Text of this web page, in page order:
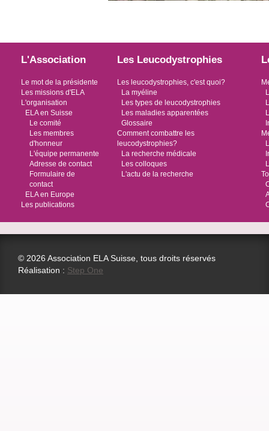
L'Association
Le mot de la présidente
Les missions d'ELA
L'organisation
ELA en Suisse
Le comité
Les membres
d'honneur
L'équipe permanente
Adresse de contact
Formulaire de
contact
ELA en Europe
Les publications
Les Leucodystrophies
Les leucodystrophies, c'est quoi?
La myéline
Les types de leucodystrophies
Les maladies apparentées
Glossaire
Comment combattre les
leucodystrophies?
La recherche médicale
Les colloques
L'actu de la recherche
© 2026 Association ELA Suisse, tous droits réservés
Réalisation : Step One